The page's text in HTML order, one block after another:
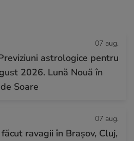
07 aug.
astrologice pentru
2026. Lună Nouă în
Soare
07 aug.
ravagii în Brașov, Cluj,